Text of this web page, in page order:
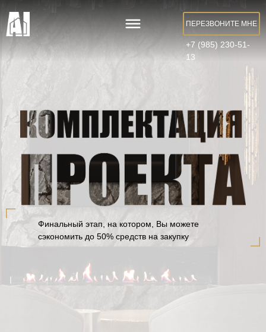
+7 (985) 230-51-
13
ПЕРЕЗВОНИТЕ МНЕ
Финальный этап, на котором,
Вы можете
сэкономить до 50% средств |